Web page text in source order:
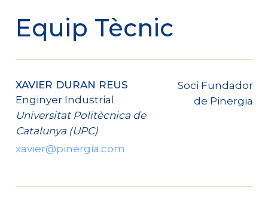
Equip Tècnic
XAVIER DURAN REUS
Enginyer Industrial
Universitat Politècnica de
Catalunya (UPC)
xavier@pinergia.com
Soci Fundador
de Pinergia